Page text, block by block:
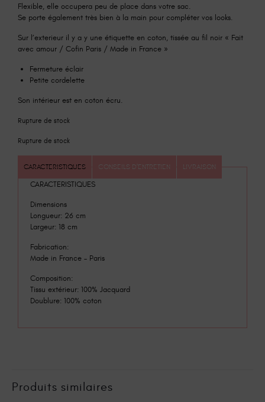
Flexible, elle occupera peu de place dans votre sac.
Se porte également très bien à la main pour compléter vos looks.
Sur l’exterieur il y a y une étiquette en coton, tissée au fil noir « Fait
avec amour / Cofin Paris / Made in France »
Fermeture éclair
Petite cordelette
Son intérieur est en coton écru.
Rupture de stock
Rupture de stock
CARACTERISTIQUES CONSEILS D'ENTRETIEN LIVRAISON
CARACTERISTIQUES
Dimensions
Longueur: 26 cm
Largeur: 18 cm
Fabrication:
Made in France – Paris
Composition:
Tissu extérieur: 100% Jacquard
Doublure: 100% coton
Produits similaires